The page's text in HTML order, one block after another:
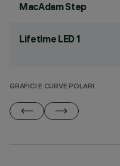
MacAdam Step
Lifetime LED 1
GRAFICI E CURVE POLARI